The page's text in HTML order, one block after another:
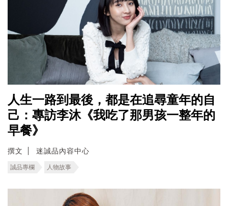
人生一路到最後，都是在追尋童年的自
己：專訪李沐《我吃了那男孩一整年的
早餐》
撰文 迷誠品內容中心
誠品專欄 人物故事